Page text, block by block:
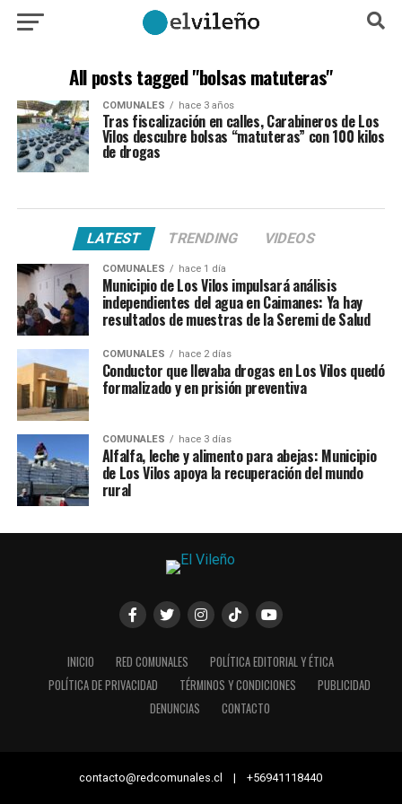
All posts tagged "bolsas matuteras"
COMUNALES hace 3 años
Tras fiscalización en calles, Carabineros de Los
Vilos descubre bolsas “matuteras” con 100 kilos
de drogas
LATEST TRENDING VIDEOS
COMUNALES hace 1 día
Municipio de Los Vilos impulsará análisis
independientes del agua en Caimanes: Ya hay
resultados de muestras de la Seremi de Salud
COMUNALES hace 2 días
Conductor que llevaba drogas en Los Vilos quedó
formalizado y en prisión preventiva
COMUNALES hace 3 días
Alfalfa, leche y alimento para abejas: Municipio
de Los Vilos apoya la recuperación del mundo
rural
INICIO RED COMUNALES
POLÍTICA EDITORIAL Y ÉTICA
POLÍTICA DE PRIVACIDAD
TÉRMINOS Y CONDICIONES
PUBLICIDAD
DENUNCIAS
CONTACTO
contacto@redcomunales.cl | +56941118440